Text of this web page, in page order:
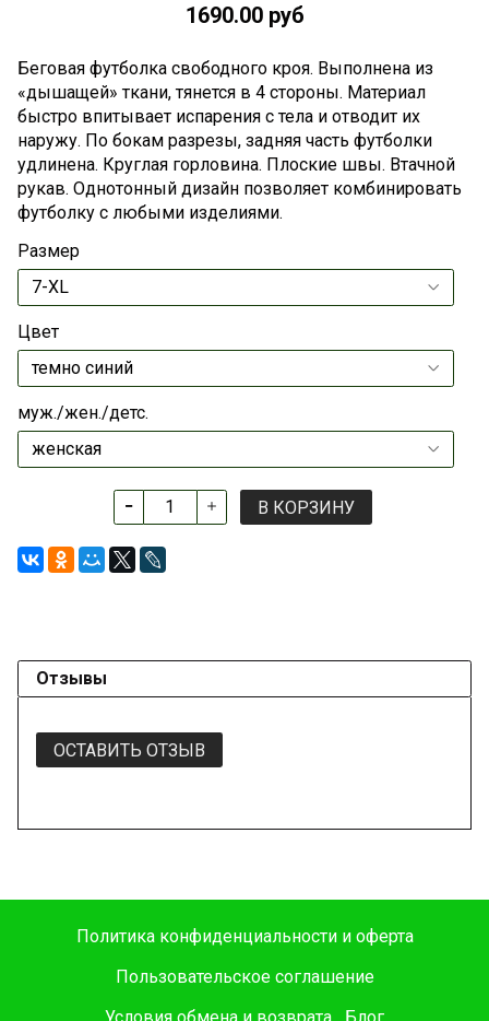
1690.00 руб
Беговая футболка свободного кроя. Выполнена из
«дышащей» ткани, тянется в 4 стороны. Материал
быстро впитывает испарения с тела и отводит их
наружу. По бокам разрезы, задняя часть футболки
удлинена. Круглая горловина. Плоские швы. Втачной
рукав. Однотонный дизайн позволяет комбинировать
футболку с любыми изделиями.
Размер
Цвет
муж./жен./детс.
В КОРЗИНУ
Отзывы
ОСТАВИТЬ ОТЗЫВ
Политика конфиденциальности и оферта
Пользовательское соглашение